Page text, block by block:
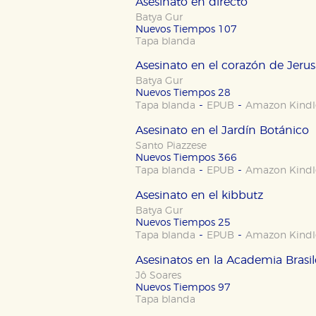
Batya Gur
Nuevos Tiempos 107
Tapa blanda
Asesinato en el corazón de
Batya Gur
Nuevos Tiempos 28
Tapa blanda - EPUB - Amazon
Asesinato en el Jardín Botánico
Santo Piazzese
Nuevos Tiempos 366
Tapa blanda - EPUB - Amazon
Asesinato en el kibbutz
Batya Gur
Nuevos Tiempos 25
Tapa blanda - EPUB - Amazon
Asesinatos en la Academia
Jô Soares
Nuevos Tiempos 97
Tapa blanda